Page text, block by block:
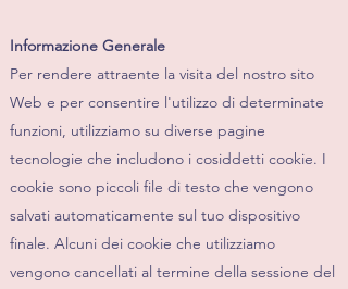
Informazione Generale
Per rendere attraente la visita del nostro sito
Web e per consentire l'utilizzo di determinate
funzioni, utilizziamo su diverse pagine
tecnologie che includono i cosiddetti cookie. I
cookie sono piccoli file di testo che vengono
salvati automaticamente sul tuo dispositivo
finale. Alcuni dei cookie che utilizziamo
vengono cancellati al termine della sessione del